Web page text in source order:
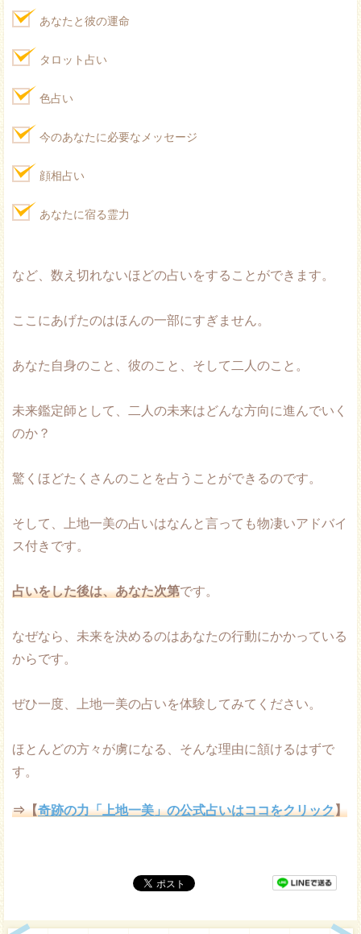
あなたと彼の運命
タロット占い
色占い
今のあなたに必要なメッセージ
顔相占い
あなたに宿る霊力
など、数え切れないほどの占いをすることができます。
ここにあげたのはほんの一部にすぎません。
あなた自身のこと、彼のこと、そして二人のこと。
未来鑑定師として、二人の未来はどんな方向に進んでいく
のか？
驚くほどたくさんのことを占うことができるのです。
そして、上地一美の占いはなんと言っても物凄いアドバイ
ス付きです。
占いをした後は、あなた次第です。
なぜなら、未来を決めるのはあなたの行動にかかっている
からです。
ぜひ一度、上地一美の占いを体験してみてください。
ほとんどの方々が虜になる、そんな理由に頷けるはずで
す。
⇒【奇跡の力「上地一美」の公式占いはココをクリック】